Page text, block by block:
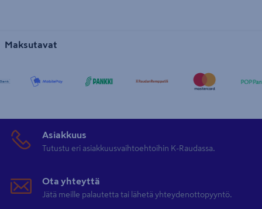
Maksutavat
Asiakkuus
Tutustu eri asiakkuusvaihtoehtoihin K-Raudassa.
Ota yhteyttä
Jätä meille palautetta tai lähetä yhteydenottopyyntö.